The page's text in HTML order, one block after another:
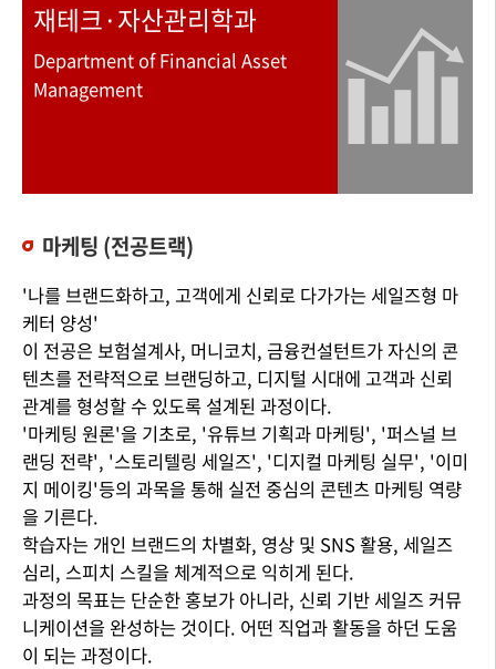
재테크·자산관리학과
Department of Financial Asset
Management
마케팅 (전공트랙)
'나를 브랜드화하고, 고객에게 신뢰로 다가가는 세일즈형 마
케터 양성'
이 전공은 보험설계사, 머니코치, 금융컨설턴트가 자신의 콘
텐츠를 전략적으로 브랜딩하고, 디지털 시대에 고객과 신뢰
관계를 형성할 수 있도록 설계된 과정이다.
'마케팅 원론'을 기초로, '유튜브 기획과 마케팅', '퍼스널 브
랜딩 전략', '스토리텔링 세일즈', '디지컬 마케팅 실무', '이미
지 메이킹'등의 과목을 통해 실전 중심의 콘텐츠 마케팅 역량
을 기른다.
학습자는 개인 브랜드의 차별화, 영상 및 SNS 활용, 세일즈
심리, 스피치 스킬을 체계적으로 익히게 된다.
과정의 목표는 단순한 홍보가 아니라, 신뢰 기반 세일즈 커뮤
니케이션을 완성하는 것이다. 어떤 직업과 활동을 하던 도움
이 되는 과정이다.